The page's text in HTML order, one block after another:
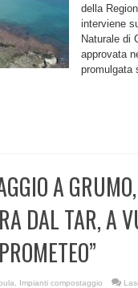
della
interviene
Naturale di
approvata
promulgata
A GRUMO,
DAL TAR, A
Impianti compostaggio